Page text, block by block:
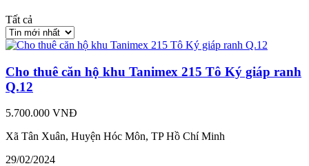
Tất cả
Cho thuê căn hộ khu Tanimex 215 Tô Ký giáp ranh
Q.12
5.700.000 VNĐ
Xã Tân Xuân, Huyện Hóc Môn, TP Hồ Chí Minh
29/02/2024